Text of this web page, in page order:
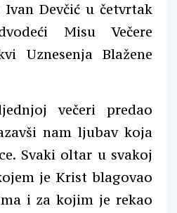
Devčić u četvrtak
Misu Večere
Uznesenja Blažene
večeri predao
nam ljubav koja
Svaki oltar u svakoj
je Krist blagovao
i za kojim je rekao